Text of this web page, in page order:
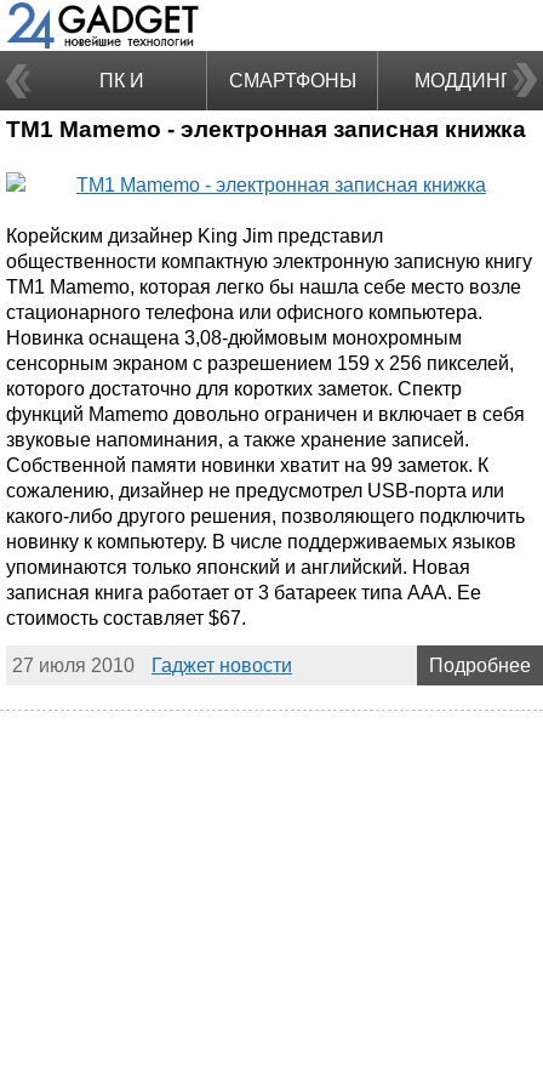
ПК И
НОУТБУКИ
СМАРТФОНЫ МОДДИНГ
TM1 Mamemo - электронная записная книжка
Корейским дизайнер King Jim представил
общественности компактную электронную записную книгу
TM1 Mamemo, которая легко бы нашла себе место возле
стационарного телефона или офисного компьютера.
Новинка оснащена 3,08-дюймовым монохромным
сенсорным экраном с разрешением 159 x 256 пикселей,
которого достаточно для коротких заметок. Спектр
функций Mamemo довольно ограничен и включает в себя
звуковые напоминания, а также хранение записей.
Собственной памяти новинки хватит на 99 заметок. К
сожалению, дизайнер не предусмотрел USB-порта или
какого-либо другого решения, позволяющего подключить
новинку к компьютеру. В числе поддерживаемых языков
упоминаются только японский и английский. Новая
записная книга работает от 3 батареек типа AAA. Ее
стоимость составляет $67.
27 июля 2010 Гаджет новости Подробнее